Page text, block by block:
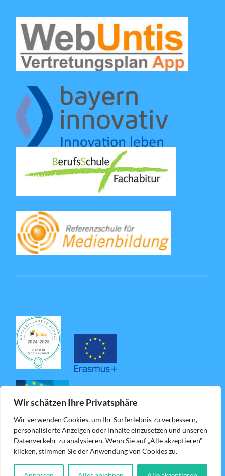
Wir schätzen Ihre Privatsphäre
Wir verwenden Cookies, um Ihr Surferlebnis zu verbessern,
personalisierte Anzeigen oder Inhalte einzusetzen und unseren
Datenverkehr zu analysieren. Wenn Sie auf „Alle akzeptieren"
klicken, stimmen Sie der Anwendung von Cookies zu.